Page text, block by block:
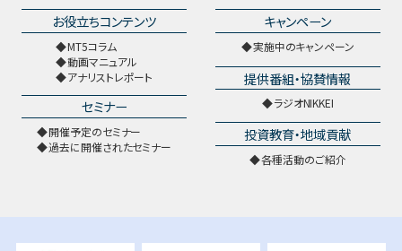
お役立ちコンテンツ
MT5コラム
動画マニュアル
アナリストレポート
セミナー
開催予定のセミナー
過去に開催されたセミナー
キャンペーン
実施中のキャンペーン
提供番組・協賛情報
ラジオNIKKEI
投資教育・地域貢献
各種活動のご紹介